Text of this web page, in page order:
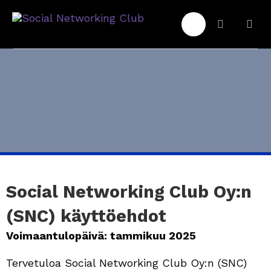
Social Networking Club Oy:n
(SNC) käyttöehdot
Voimaantulopäivä: tammikuu 2025
Tervetuloa Social Networking Club Oy:n (SNC)